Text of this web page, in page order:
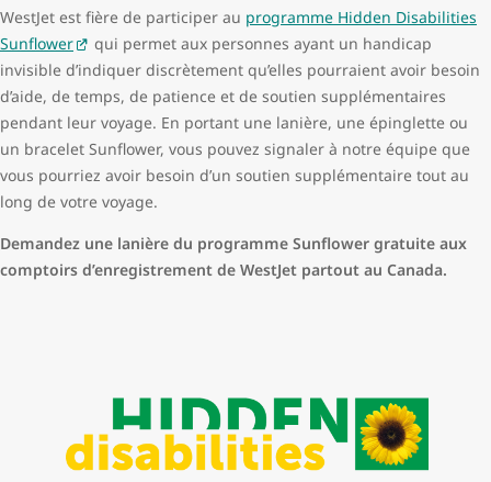
WestJet est fière de participer au programme Hidden Disabilities
Sunflower
qui permet aux personnes ayant un handicap
invisible d’indiquer discrètement qu’elles pourraient avoir besoin
d’aide, de temps, de patience et de soutien supplémentaires
pendant leur voyage. En portant une lanière, une épinglette ou
un bracelet Sunflower, vous pouvez signaler à notre équipe que
vous pourriez avoir besoin d’un soutien supplémentaire tout au
long de votre voyage.
Demandez une lanière du programme Sunflower gratuite aux
comptoirs d’enregistrement de WestJet partout au Canada.